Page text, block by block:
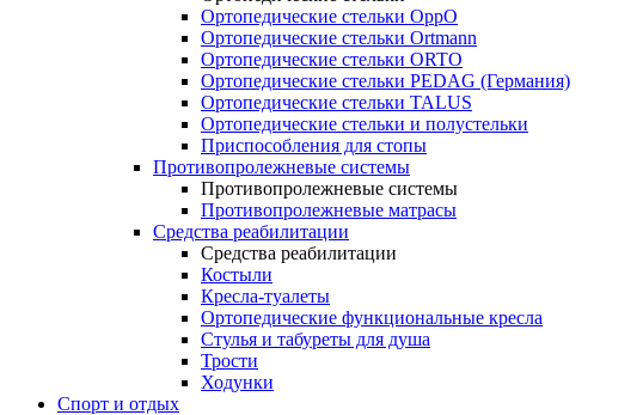
Ортопедические стельки OppO
Ортопедические стельки Ortmann
Ортопедические стельки ORTO
Ортопедические стельки PEDAG (Германия)
Ортопедические стельки TALUS
Ортопедические стельки и полустельки
Приспособления для стопы
Противопролежневые системы
Противопролежневые системы
Противопролежневые матрасы
Средства реабилитации
Средства реабилитации
Костыли
Кресла-туалеты
Ортопедические функциональные кресла
Стулья и табуреты для душа
Трости
Ходунки
Спорт и отдых